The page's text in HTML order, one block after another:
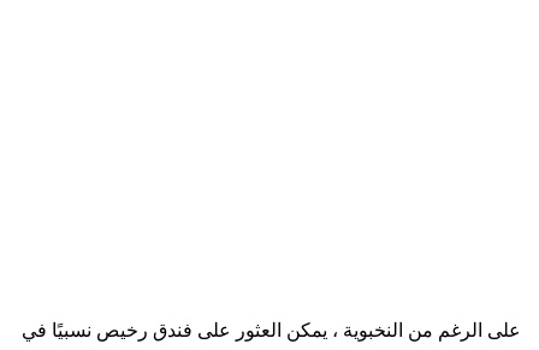
على الرغم من النخبوية ، يمكن العثور على فندق رخيص نسبيًا في